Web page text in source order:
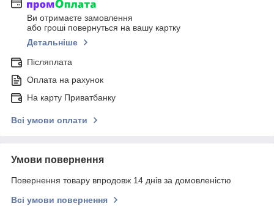
Ви отримаєте замовлення
або гроші повернуться на вашу картку
Детальніше
Післяплата
Оплата на рахунок
На карту Приватбанку
Всі умови оплати
Умови повернення
Повернення товару впродовж 14 днів за домовленістю
Всі умови повернення